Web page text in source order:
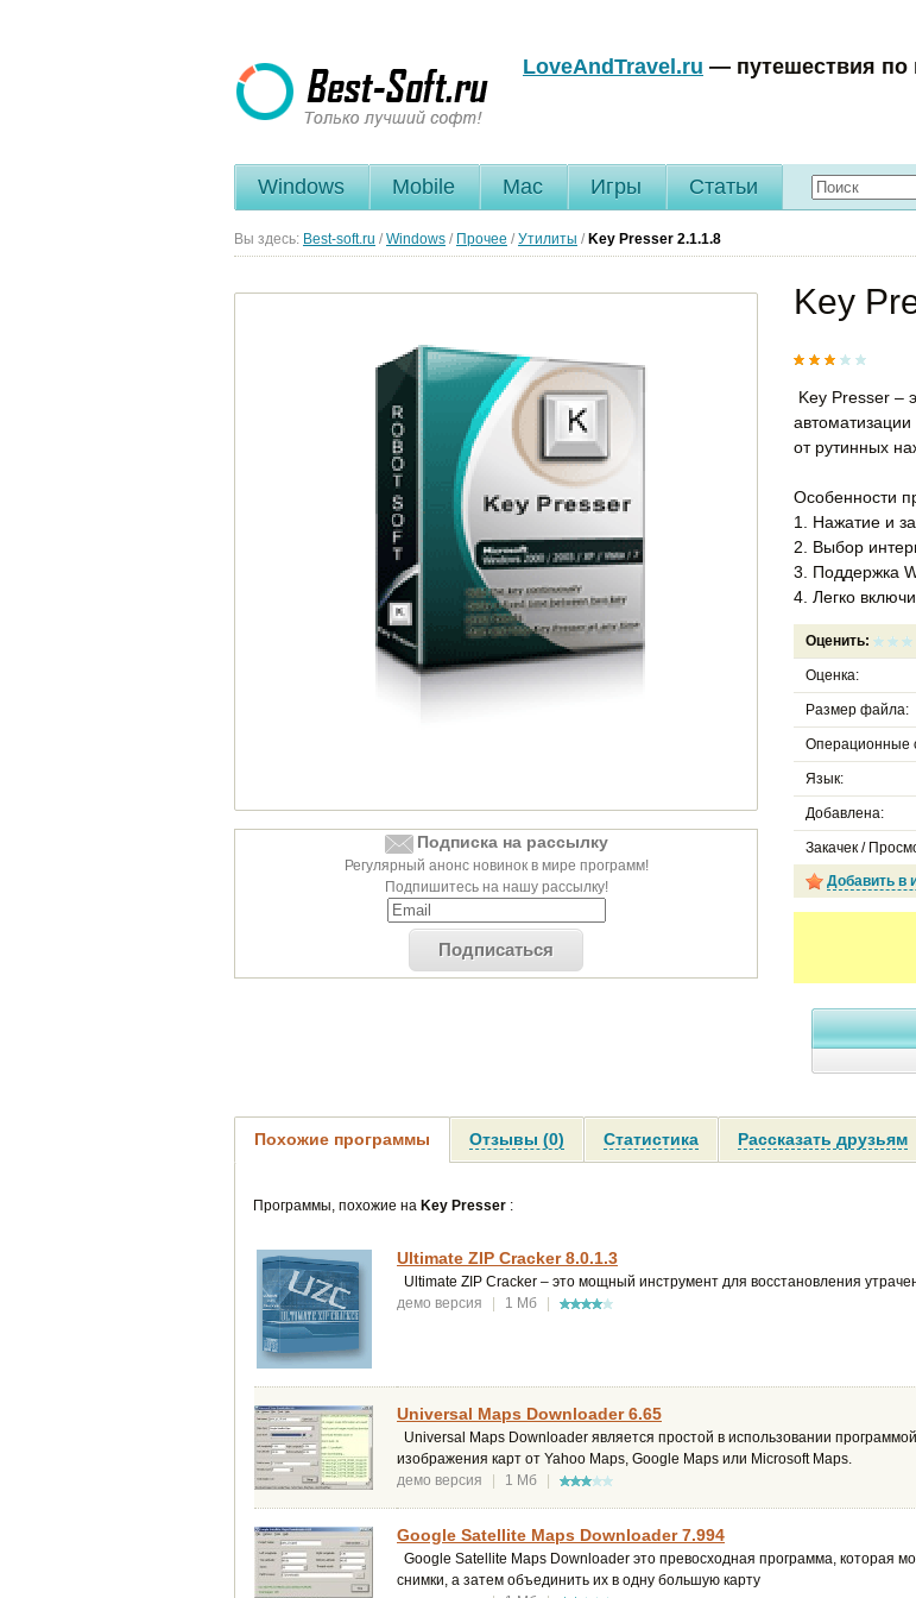
LoveAndTravel.ru — путешествия по
Windows Mobile Mac Игры Статьи
Вы здесь: Best-soft.ru / Windows / Прочее / Утилиты / Key Presser 2.1.1.8
Подписка на рассылку
Регулярный анонс новинок в мире программ!
Подпишитесь на нашу рассылку!
Подписаться
Key
Key Presser –
от рутинных
Особенности
1. Нажатие и
2. Выбор
3. Поддержка
4. Легко
Оценить:
Оценка:
Размер файла:
Операционные
Язык:
Добавлена:
Закачек /
Добавить в
Похожие программы Отзывы (0) Статистика Рассказать друзьям
Программы, похожие на Key Presser :
Ultimate ZIP Cracker 8.0.1.3
Ultimate ZIP Cracker – это мощный инструмент для восстановления
демо версия
| 1 Мб |
Universal Maps Downloader 6.65
Universal Maps Downloader является простой в использовании
изображения карт от Yahoo Maps, Google Maps или Microsoft Maps.
демо версия
| 1 Мб |
Google Satellite Maps Downloader 7.994
Google Satellite Maps Downloader это превосходная программа, которая
снимки, а затем объединить их в одну большую карту